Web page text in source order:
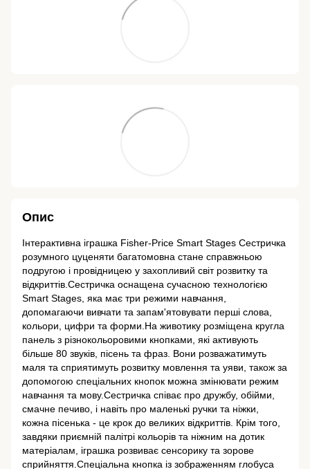
Опис
Інтерактивна іграшка Fisher-Price Smart Stages Сестричка
розумного цуценяти багатомовна стане справжньою
подругою і провідницею у захопливий світ розвитку та
відкриттів.Сестричка оснащена сучасною технологією
Smart Stages, яка має три режими навчання,
допомагаючи вивчати та запам'ятовувати перші слова,
кольори, цифри та форми.На животику розміщена кругла
панель з різнокольоровими кнопками, які активують
більше 80 звуків, пісень та фраз. Вони розважатимуть
маля та сприятимуть розвитку мовлення та уяви, також за
допомогою спеціальних кнопок можна змінювати режим
навчання та мову.Сестричка співає про дружбу, обійми,
смачне печиво, і навіть про маленькі ручки та ніжки,
кожна пісенька - це крок до великих відкриттів. Крім того,
завдяки приємній палітрі кольорів та ніжним на дотик
матеріалам, іграшка розвиває сенсорику та зорове
сприйняття.Спеціальна кнопка із зображенням глобуса